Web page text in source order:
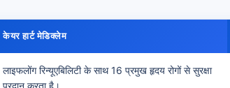
केयर हार्ट मेडिक्लेम
लाइफलोंग रिन्यूएबिलिटी के साथ 16 प्रमुख हृदय रोगों से सुरक्षा
प्रदान करता है।